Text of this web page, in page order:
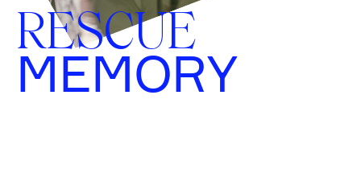
RESCUE
MEMORY